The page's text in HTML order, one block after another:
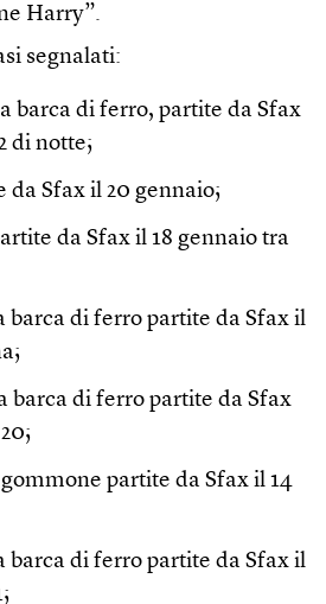
Harry”.
segnalati:
barca di ferro, partite da Sfax
di notte;
da Sfax il 20 gennaio;
da Sfax il 18 gennaio tra
barca di ferro partite da Sfax il
barca di ferro partite da Sfax
partite da Sfax il 14
barca di ferro partite da Sfax il